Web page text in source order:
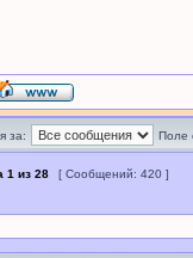
за: Поле
1 из 28 [ Сообщений: 420 ]